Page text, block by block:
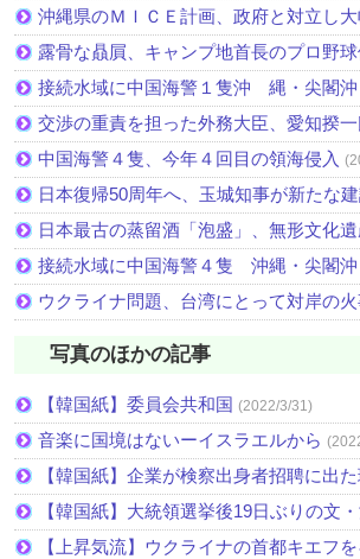
沖縄県のＭＩＣＥ計画、政府と対立し
露骨な贔屓、キャンプ地首長のプロ野
接続水域に中国海警１隻沖 縄・尖閣沖
交渉の重責を担った外務大臣、愛知揆
中国海警４隻、今年４回目の領海侵入
日本復帰50周年へ、玉城知事が新たな
日本最古の蒸留酒「泡盛」、無形文化
接続水域に中国海警４隻 沖縄・尖閣沖
ウクライナ問題、台湾にとって対岸の
写真のほかの記事
【韓国紙】委員会共和国 (2022/3/31)
音楽に国境はないーイスラエルから
【韓国紙】企業が検察出身者招聘に
【韓国紙】大統領選挙後19日ぶりの文
【上昇気流】ウクライナの首都キエフ